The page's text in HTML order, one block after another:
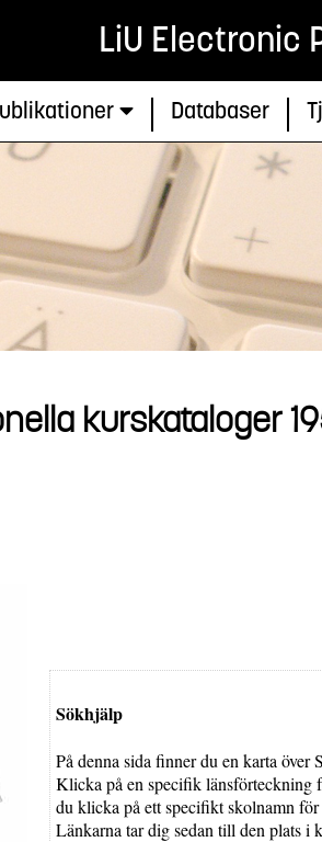
LiU Electronic
Databaser
kurskataloger
Sökhjälp
På denna sida finner du en karta
Klicka på en specifik länsförteckning
du klicka på ett specifikt skolnamn
Länkarna tar dig sedan till den plats i